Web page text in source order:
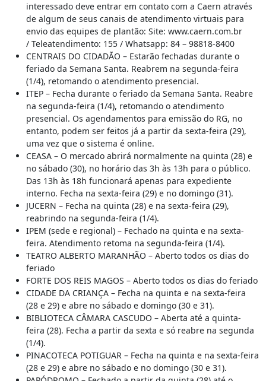
interessado deve entrar em contato com a Caern através
de algum de seus canais de atendimento virtuais para
envio das equipes de plantão: Site: www.caern.com.br
/ Teleatendimento: 155 / Whatsapp: 84 – 98818-8400
CENTRAIS DO CIDADÃO – Estarão fechadas durante o
feriado da Semana Santa. Reabrem na segunda-feira
(1/4), retomando o atendimento presencial.
ITEP – Fecha durante o feriado da Semana Santa. Reabre
na segunda-feira (1/4), retomando o atendimento
presencial. Os agendamentos para emissão do RG, no
entanto, podem ser feitos já a partir da sexta-feira (29),
uma vez que o sistema é online.
CEASA – O mercado abrirá normalmente na quinta (28) e
no sábado (30), no horário das 3h às 13h para o público.
Das 13h às 18h funcionará apenas para expediente
interno. Fecha na sexta-feira (29) e no domingo (31).
JUCERN – Fecha na quinta (28) e na sexta-feira (29),
reabrindo na segunda-feira (1/4).
IPEM (sede e regional) – Fechado na quinta e na sexta-
feira. Atendimento retoma na segunda-feira (1/4).
TEATRO ALBERTO MARANHÃO – Aberto todos os dias do
feriado
FORTE DOS REIS MAGOS – Aberto todos os dias do feriado
CIDADE DA CRIANÇA – Fecha na quinta e na sexta-feira
(28 e 29) e abre no sábado e domingo (30 e 31).
BIBLIOTECA CÂMARA CASCUDO – Aberta até a quinta-
feira (28). Fecha a partir da sexta e só reabre na segunda
(1/4).
PINACOTECA POTIGUAR – Fecha na quinta e na sexta-feira
(28 e 29) e abre no sábado e no domingo (30 e 31).